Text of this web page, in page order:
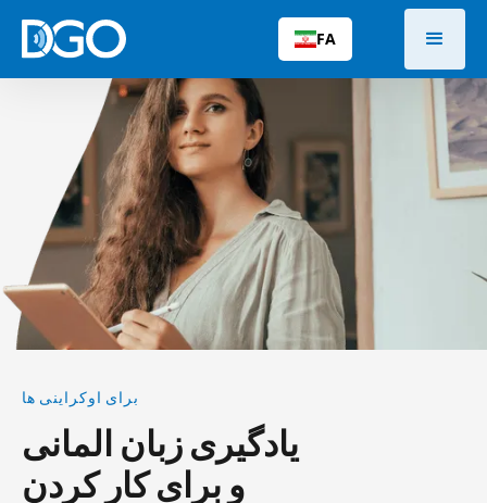
FA
برای اوکراینی ها
یادگیری زبان المانی
و برای کار کردن